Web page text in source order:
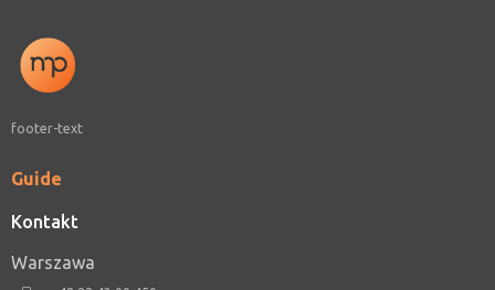
footer-text
Guide
Kontakt
Warszawa